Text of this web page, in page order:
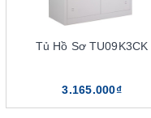
Tủ Hồ Sơ TU09K3CK
3.165.000₫